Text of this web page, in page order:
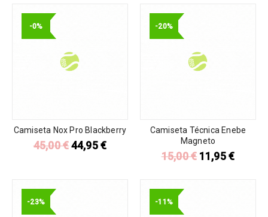
-0%
Camiseta Nox Pro Blackberry
45,00€44,95€
-20%
Camiseta Técnica Enebe
Magneto
15,00€ 11,95€
-23% -11%